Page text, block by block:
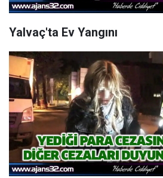
Yalvaç'ta Ev Yangını